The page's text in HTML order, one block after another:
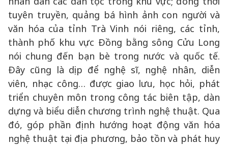
tuyên truyền, quảng bá hình ảnh con người và
văn hóa của tỉnh Trà Vinh nói riêng, các tỉnh,
thành phố khu vực Đồng bằng sông Cửu Long
nói chung đến bạn bè trong nước và quốc tế.
Đây cũng là dịp để nghệ sĩ, nghệ nhân, diễn
viên, nhạc công… được giao lưu, học hỏi, phát
triển chuyên môn trong công tác biên tập, dàn
dựng và biểu diễn chương trình nghệ thuật. Qua
đó, góp phần định hướng hoạt động văn hóa
nghệ thuật tại địa phương, bảo tồn và phát huy